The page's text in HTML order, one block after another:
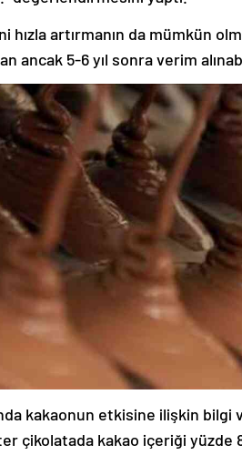
hızla artırmanın da mümkün
ancak 5-6 yıl sonra verim
kakaonun etkisine ilişkin bilgi
çikolatada kakao içeriği